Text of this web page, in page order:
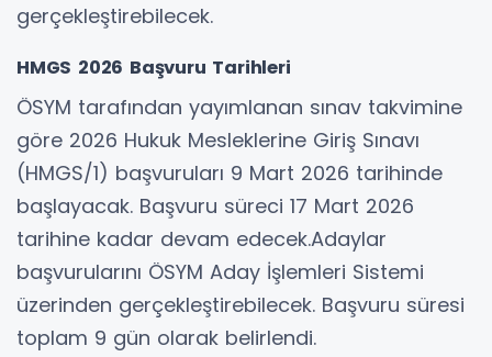
gerçekleştirebilecek.
HMGS 2026 Başvuru Tarihleri
ÖSYM tarafından yayımlanan sınav takvimine
göre 2026 Hukuk Mesleklerine Giriş Sınavı
(HMGS/1) başvuruları 9 Mart 2026 tarihinde
başlayacak. Başvuru süreci 17 Mart 2026
tarihine kadar devam edecek.Adaylar
başvurularını ÖSYM Aday İşlemleri Sistemi
üzerinden gerçekleştirebilecek. Başvuru süresi
toplam 9 gün olarak belirlendi.